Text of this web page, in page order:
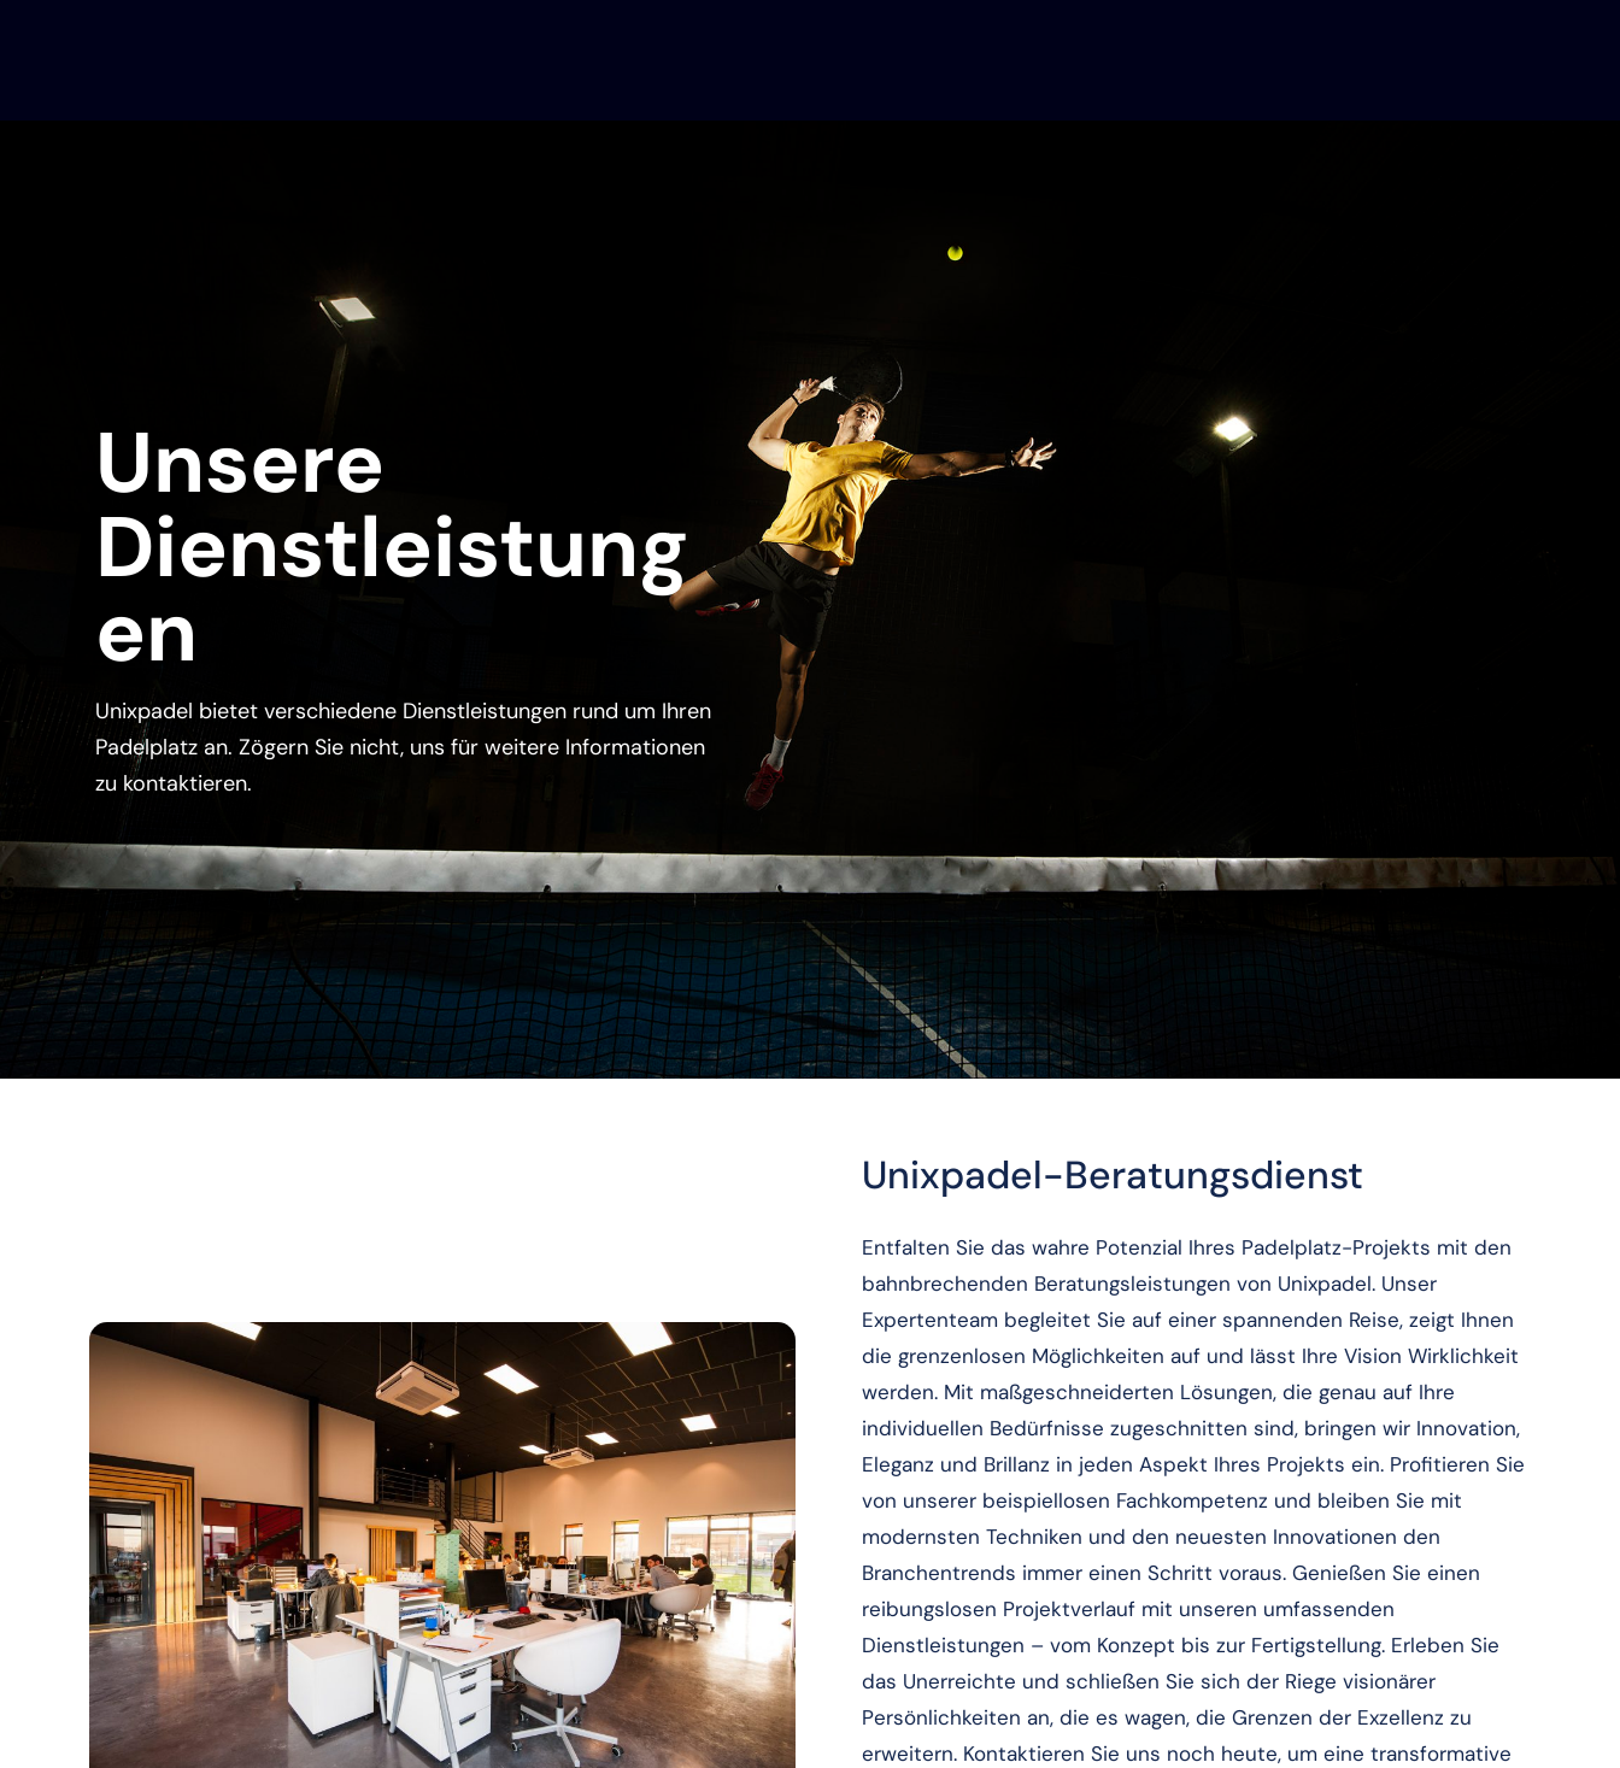
Unsere
Dienstleistung
en
Unixpadel bietet verschiedene Dienstleistungen rund um Ihren
Padelplatz an. Zögern Sie nicht, uns für weitere Informationen
zu kontaktieren.
Unixpadel-Beratungsdienst
Entfalten Sie das wahre Potenzial Ihres Padelplatz-Projekts mit den
bahnbrechenden Beratungsleistungen von Unixpadel. Unser
Expertenteam begleitet Sie auf einer spannenden Reise, zeigt Ihnen
die grenzenlosen Möglichkeiten auf und lässt Ihre Vision Wirklichkeit
werden. Mit maßgeschneiderten Lösungen, die genau auf Ihre
individuellen Bedürfnisse zugeschnitten sind, bringen wir Innovation,
Eleganz und Brillanz in jeden Aspekt Ihres Projekts ein. Profitieren Sie
von unserer beispiellosen Fachkompetenz und bleiben Sie mit
modernsten Techniken und den neuesten Innovationen den
Branchentrends immer einen Schritt voraus. Genießen Sie einen
reibungslosen Projektverlauf mit unseren umfassenden
Dienstleistungen – vom Konzept bis zur Fertigstellung. Erleben Sie
das Unerreichte und schließen Sie sich der Riege visionärer
Persönlichkeiten an, die es wagen, die Grenzen der Exzellenz zu
erweitern. Kontaktieren Sie uns noch heute, um eine transformative